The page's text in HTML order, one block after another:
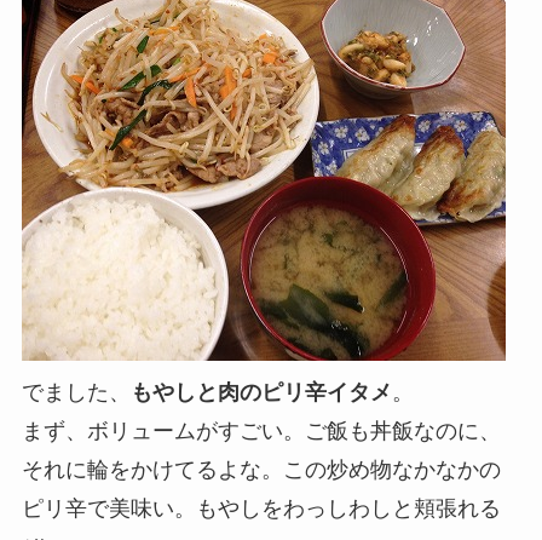
でました、 もやしと肉のピリ辛イタメ。
まず、ボリュームがすごい。ご飯も丼飯なのに、
それに輪をかけてるよな。この炒め物なかなかの
ピリ辛で美味い。もやしをわっしわしと頬張れる